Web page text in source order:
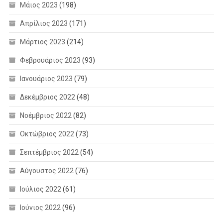
Μάιος 2023 (198)
Απρίλιος 2023 (171)
Μάρτιος 2023 (214)
Φεβρουάριος 2023 (93)
Ιανουάριος 2023 (79)
Δεκέμβριος 2022 (48)
Νοέμβριος 2022 (82)
Οκτώβριος 2022 (73)
Σεπτέμβριος 2022 (54)
Αύγουστος 2022 (76)
Ιούλιος 2022 (61)
Ιούνιος 2022 (96)